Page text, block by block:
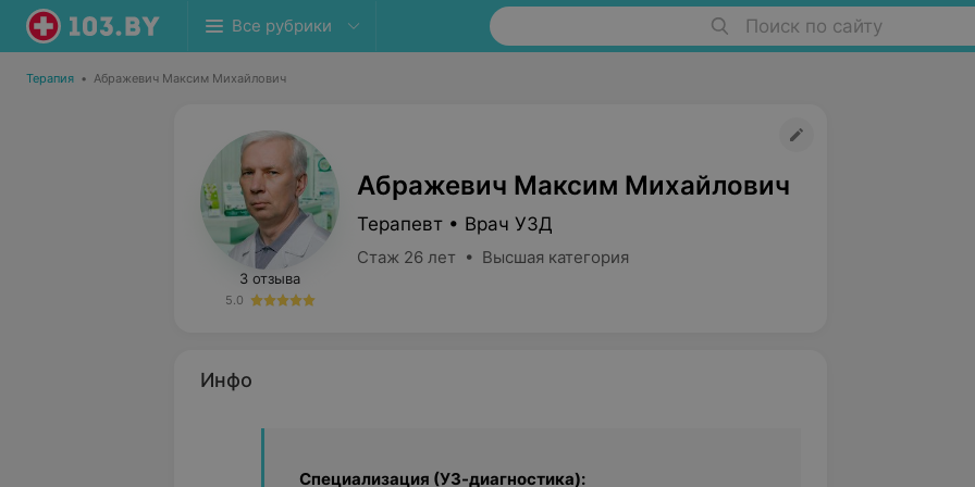
Все рубрики Поиск по сайту
Терапия • Абражевич Максим Михайлович
3 отзыва
5.0
Абражевич Максим Михайлович
Терапевт • Врач УЗД
Стаж 26 лет • Высшая категория
Инфо
Специализация (УЗ-диагностика):